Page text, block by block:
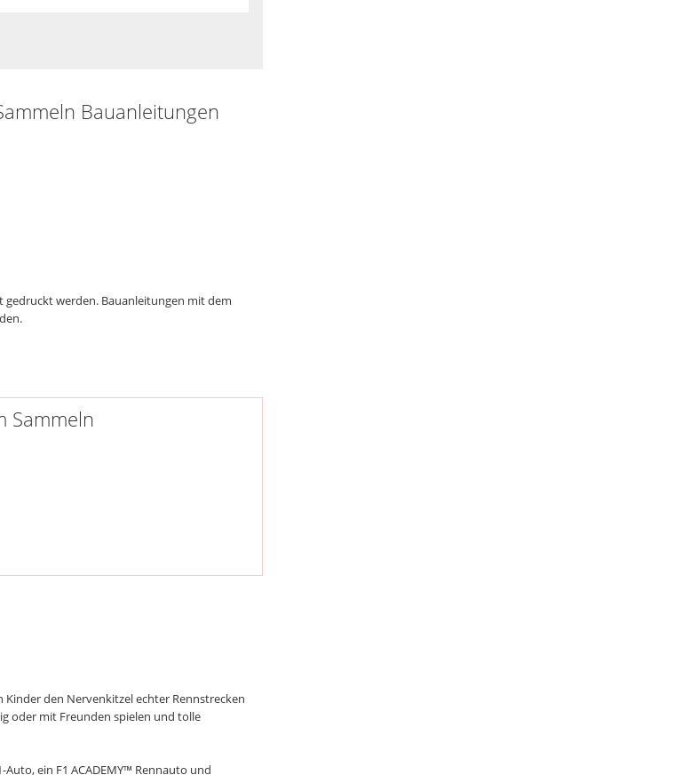
Bauanleitungen
gedruckt werden. Bauanleitungen mit dem
Sammeln
den Nervenkitzel echter Rennstrecken
oder mit Freunden spielen und tolle
ein F1 ACADEMY™ Rennauto und